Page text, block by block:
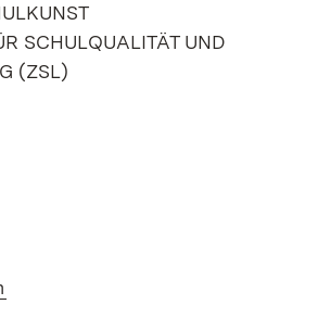
SCHULQUALITÄT UND
(ZSL)